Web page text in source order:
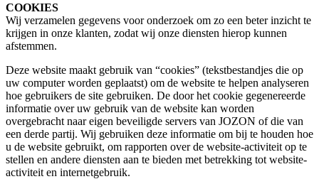
COOKIES
Wij verzamelen gegevens voor onderzoek om zo een beter inzicht te
krijgen in onze klanten, zodat wij onze diensten hierop kunnen
afstemmen.
Deze website maakt gebruik van “cookies” (tekstbestandjes die op
uw computer worden geplaatst) om de website te helpen analyseren
hoe gebruikers de site gebruiken. De door het cookie gegenereerde
informatie over uw gebruik van de website kan worden
overgebracht naar eigen beveiligde servers van JOZON of die van
een derde partij. Wij gebruiken deze informatie om bij te houden hoe
u de website gebruikt, om rapporten over de website-activiteit op te
stellen en andere diensten aan te bieden met betrekking tot website-
activiteit en internetgebruik.